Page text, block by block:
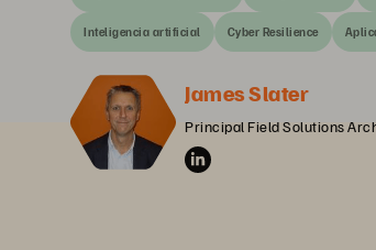
Inteligencia artificial Cyber Resilience
James Slater
Principal Field Solutions